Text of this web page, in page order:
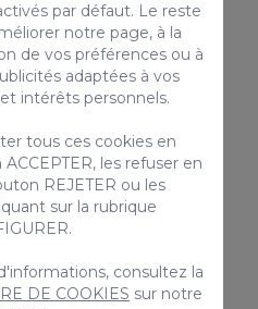
18 est une fantastique
1
commune
par défaut. Le reste
notre page, à la
de vos préférences ou à
adaptées à vos
intérêts personnels.
tous ces cookies en
les refuser en
REJETER ou les
sur la rubrique
consultez la
DE COOKIES sur notre